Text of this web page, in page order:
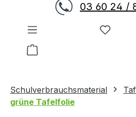
03 60 24 /
Du
Warenkorb enthält 0
Schulverbrauchsmaterial
grüne Tafelfolie